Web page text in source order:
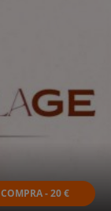
COMPRA - 20 €